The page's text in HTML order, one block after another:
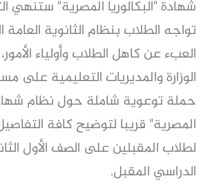
شهادة "البكالوريا المصرية" ستنهي
تواجه الطلاب بنظام الثانوية
العبء عن كاهل الطلاب وأولياء
الوزارة والمديريات التعليمية على
حملة توعوية شاملة حول نظام شهادة
المصرية" قريبا لتوضيح كافة التفاصيل
لطلاب المقبلين على الصف الأول
الدراسي المقبل.